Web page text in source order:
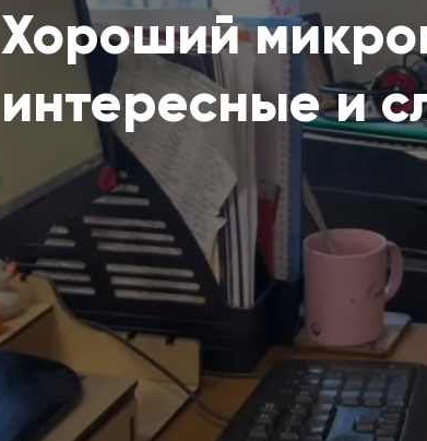
Хороший
интересные и